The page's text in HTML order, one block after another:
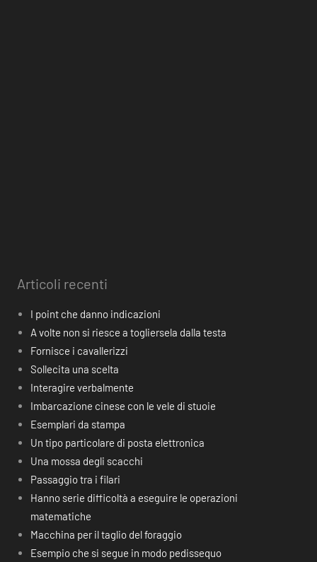
Articoli recenti
I point che danno indicazioni
A volte non si riesce a togliersela dalla testa
Fornisce i cavallerizzi
Sollecita una scelta
Interagire verbalmente
Imbarcazione cinese con le vele di stuoie
Esemplari da stampa
Un tipo particolare di posta elettronica
Una mossa degli scacchi
Passaggio tra i filari
Hanno serie difficoltà a eseguire le operazioni
matematiche
Macchina per il taglio del foraggio
Esempio che si segue in modo pedissequo